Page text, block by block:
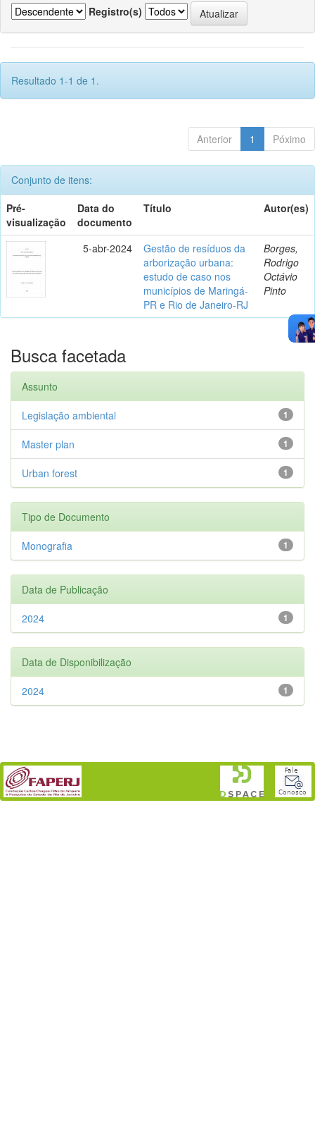
Registro(s)
Resultado 1-1 de 1.
Anterior 1 Póximo
Conjunto de itens:
Pré-
visualização
Data do
documento
Título Autor(es)
5-abr-2024
Gestão de resíduos da
arborização urbana:
estudo de caso nos
municípios de Maringá-
PR e Rio de Janeiro-RJ
Borges,
Rodrigo
Octávio
Pinto
Busca facetada
Assunto
1
Legislação ambiental
1
Master plan
1
Urban forest
Tipo de Documento
1
Monografia
Data de Publicação
1
2024
Data de Disponibilização
1
2024